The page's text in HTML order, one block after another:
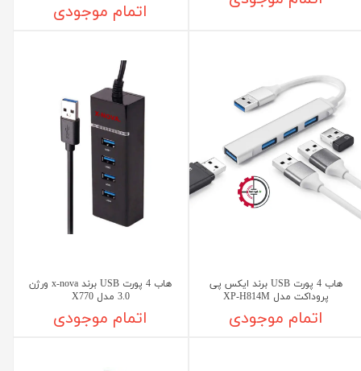
اتمام موجودی
هاب 4 پورت USB برند ایکس پی
پروداکت مدل XP-H814M
اتمام موجودی
هاب 4 پورت USB برند x-nova ورژن
3.0 مدل X770
اتمام موجودی